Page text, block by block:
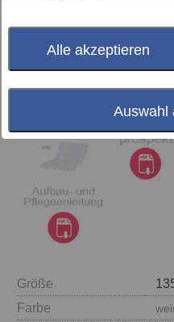
Alle akzeptieren
Auswahl
Größe
Farbe